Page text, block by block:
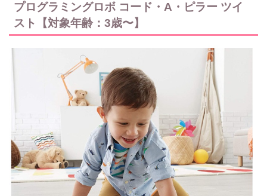
プログラミングロボ コード・A・ピラー ツイ
スト【対象年齢：3歳〜】